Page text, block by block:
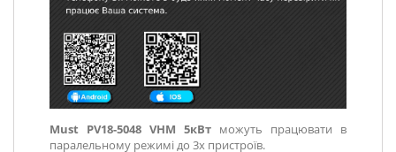
Must PV18-5048 VHM 5кВт можуть працювати в
паралельному режимі до 3х пристроїв.